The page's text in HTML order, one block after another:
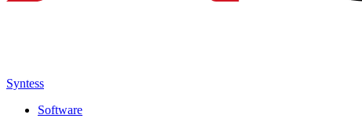
Syntess
Software